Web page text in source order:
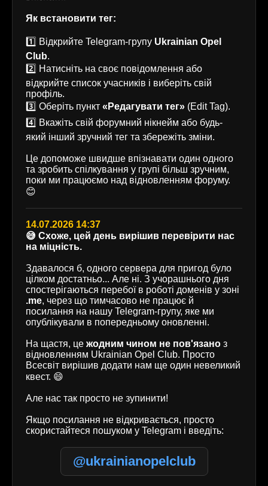
Як встановити тег:
1️⃣ Відкрийте Telegram-групу Ukrainian Opel
Club.
2️⃣ Натисніть на своє повідомлення або
відкрийте список учасників і виберіть свій
профіль.
3️⃣ Оберіть пункт «Редагувати тег» (Edit Tag).
4️⃣ Вкажіть свій форумний нікнейм або будь-
який інший зручний тег та збережіть зміни.
Це допоможе швидше впізнавати один одного
та зробить спілкування у групі більш зручним,
поки ми працюємо над відновленням форуму.
😊
14.07.2026 14:37
😅 Схоже, цей день вирішив перевірити нас
на міцність.
Здавалося б, одного сервера для пригод було
цілком достатньо... Але ні. З учорашнього дня
спостерігаються перебої в роботі доменів у зоні
.me, через що тимчасово не працює й
посилання на нашу Telegram-групу, яке ми
опублікували в попередньому оновленні.
На щастя, це жодним чином не пов'язано з
відновленням Ukrainian Opel Club. Просто
Всесвіт вирішив додати нам ще один невеликий
квест. 😄
Але нас так просто не зупинити!
Якщо посилання не відкривається, просто
скористайтеся пошуком у Telegram і введіть:
@ukrainianopelclub